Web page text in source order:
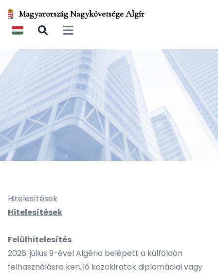
Magyarország Nagykövetsége Algír
Open main menu
Hitelesítések
Hitelesítések
Felülhitelesítés
2026. július 9-ével Algéria belépett a külföldön
felhasználásra kerülő közokiratok diplomáciai vagy